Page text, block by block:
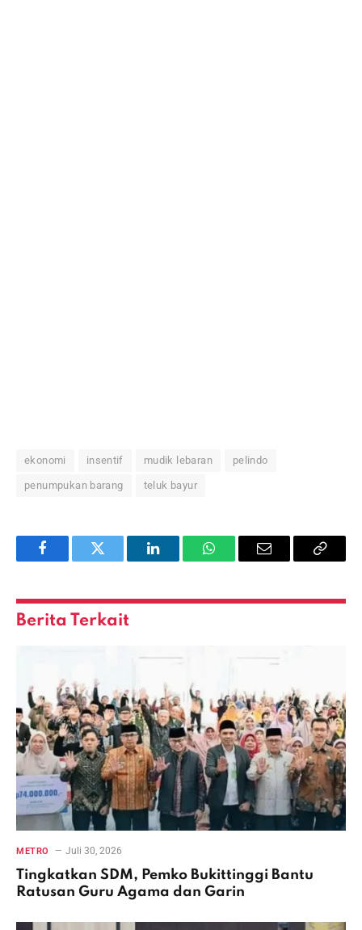
ekonomi insentif mudik lebaran pelindo
penumpukan barang teluk bayur
FacebookTwitter LinkedInWhatsAppEmail
Copy
Berita Terkait
METRO Juli 30, 2026
Tingkatkan SDM, Pemko Bukittinggi Bantu
Ratusan Guru Agama dan Garin